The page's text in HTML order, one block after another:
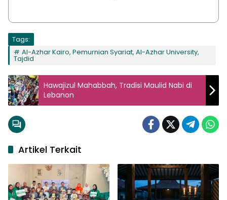
Tags:
Al-Azhar Kairo, Pemurnian Syariat, Al-Azhar University,
Tajdid
Hawajizul Mahabbah, Tradisi Maulid Nabi di
Lebanon
Artikel Terkait